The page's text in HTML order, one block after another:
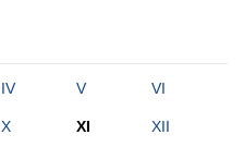
IV V VI
X XI XII